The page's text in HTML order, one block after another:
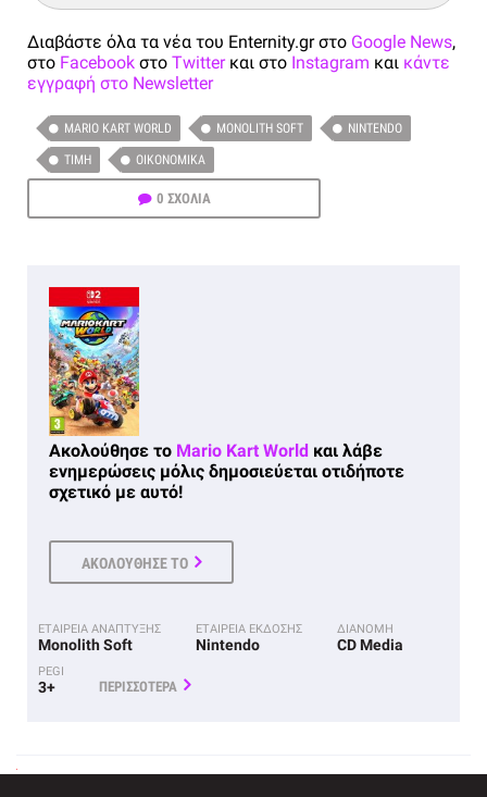
Διαβάστε όλα τα νέα του Enternity.gr στο Google News,
στο Facebook στο Twitterκαι στο Instagram και κάντε
εγγραφή στο Newsletter
MARIO KART WORLD MONOLITH SOFT NINTENDO
ΤΙΜΉ ΟΙΚΟΝΟΜΙΚΆ
0 ΣΧΟΛΙΑ
Ακολούθησε το Mario Kart World και λάβε
ενημερώσεις μόλις δημοσιεύεται οτιδήποτε
σχετικό με αυτό!
ΑΚΟΛΟΥΘΗΣΕ ΤΟ
ΕΤΑΙΡΕΙΑ ΑΝΑΠΤΥΞΗΣ
Monolith Soft
ΕΤΑΙΡΕΙΑ ΕΚΔΟΣΗΣ
Nintendo
ΔΙΑΝΟΜΗ
CD Media
PEGI
3+ ΠΕΡΙΣΣΟΤΕΡΑ